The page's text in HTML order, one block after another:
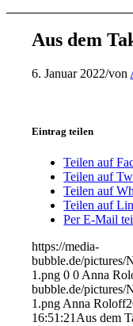
Aus dem
6. Januar 2022/von
Eintrag teilen
Teilen auf
Teilen auf
Teilen auf
Teilen auf
Per E-Mail
https://media-
bubble.de/
1.png 0 0 Anna
bubble.de/
1.png Anna Roloff
16:51:21 Aus dem